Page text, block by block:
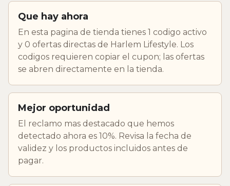
Que hay ahora
En esta pagina de tienda tienes 1 codigo activo
y 0 ofertas directas de Harlem Lifestyle. Los
codigos requieren copiar el cupon; las ofertas
se abren directamente en la tienda.
Mejor oportunidad
El reclamo mas destacado que hemos
detectado ahora es 10%. Revisa la fecha de
validez y los productos incluidos antes de
pagar.